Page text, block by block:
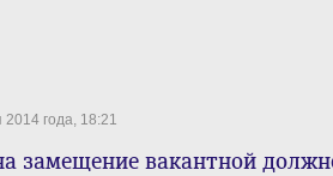
года, 18:21
замещение вакантной